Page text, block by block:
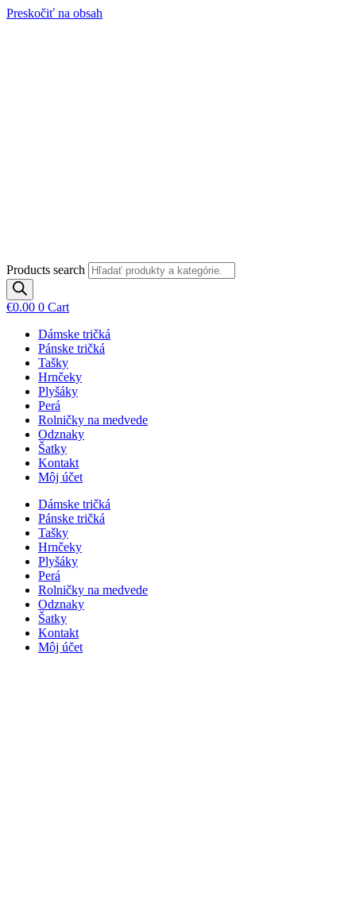
Preskočiť na obsah
Products search
€0.00 0 Cart
Dámske tričká
Pánske tričká
Tašky
Hrnčeky
Plyšáky
Perá
Rolničky na medvede
Odznaky
Šatky
Kontakt
Môj účet
Dámske tričká
Pánske tričká
Tašky
Hrnčeky
Plyšáky
Perá
Rolničky na medvede
Odznaky
Šatky
Kontakt
Môj účet